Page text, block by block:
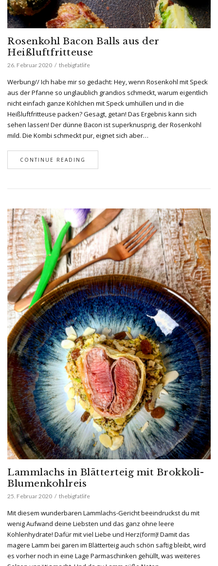
Rosenkohl Bacon Balls aus der
Heißluftfritteuse
26. Februar 2020 thebigfatlife
Werbung// Ich habe mir so gedacht: Hey, wenn Rosenkohl mit Speck
aus der Pfanne so unglaublich grandios schmeckt, warum eigentlich
nicht einfach ganze Köhlchen mit Speck umhüllen und in die
Heißluftfritteuse packen? Gesagt, getan! Das Ergebnis kann sich
sehen lassen! Der dünne Bacon ist superknusprig, der Rosenkohl
mild. Die Kombi schmeckt pur, eignet sich aber…
CONTINUE READING
Lammlachs in Blätterteig mit Brokkoli-
Blumenkohlreis
25. Februar 2020 thebigfatlife
Mit diesem wunderbaren Lammlachs-Gericht beeindruckst du mit
wenig Aufwand deine Liebsten und das ganz ohne leere
Kohlenhydrate! Dafür mit viel Liebe und Herz(form)! Damit das
magere Lamm bei garen im Blätterteig auch schön saftig bleibt, wird
es vorher noch in eine Lage Parmaschinken gehüllt, was weiteres